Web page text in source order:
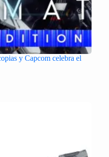
y Capcom celebra el